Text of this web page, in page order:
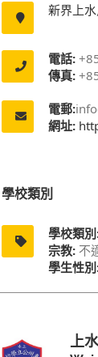
新界上
電話:
傳真:
電郵:
網址:
學校類別
學校類
宗教: 不
學生性
上